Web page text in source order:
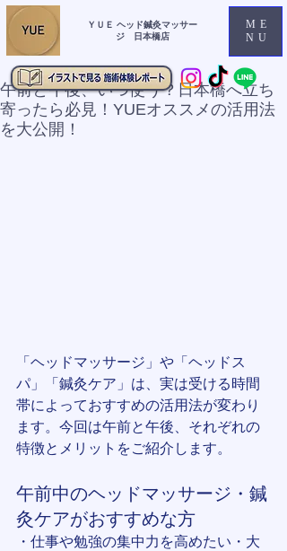
ＹＵＥ ヘッド鍼灸マッサー
ジ 日本橋店
ME
NU
午前と午後、いつ使う？日本橋へ立ち
寄ったら必見！YUEオススメの活用法
を大公開！
「ヘッドマッサージ」や「ヘッドス
パ」「鍼灸ケア」は、実は受ける時間
帯によっておすすめの活用法が変わり
ます。今回は午前と午後、それぞれの
特徴とメリットをご紹介します。
午前中のヘッドマッサージ・鍼
灸ケアがおすすめな方
・仕事や勉強の集中力を高めたい・大